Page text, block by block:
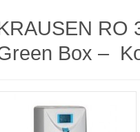
RO
Box –